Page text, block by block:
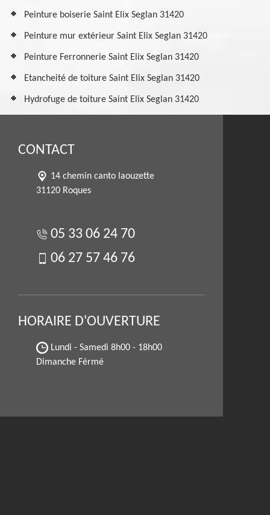
Peinture boiserie Saint Elix Seglan 31420
Peinture mur extérieur Saint Elix Seglan 31420
Peinture Ferronnerie Saint Elix Seglan 31420
Etancheité de toiture Saint Elix Seglan 31420
Hydrofuge de toiture Saint Elix Seglan 31420
CONTACT
14 chemin canto laouzette
31120 Roques
05 33 06 24 70
06 27 57 46 76
HORAIRE D'OUVERTURE
Lundi - Samedi 8h00 - 18h00
Dimanche Férmé